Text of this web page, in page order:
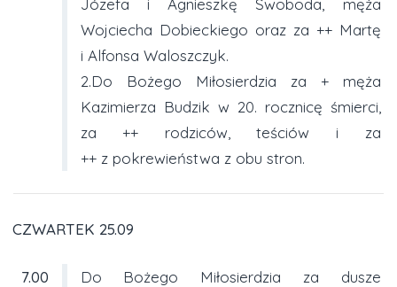
Józefa i Agnieszkę Swoboda, męża
Wojciecha Dobieckiego oraz za ++ Martę
i Alfonsa Waloszczyk.
2.Do Bożego Miłosierdzia za + męża
Kazimierza Budzik w 20. rocznicę śmierci,
za ++ rodziców, teściów i za
++ z pokrewieństwa z obu stron.
CZWARTEK 25.09
7.00
Do Bożego Miłosierdzia za dusze